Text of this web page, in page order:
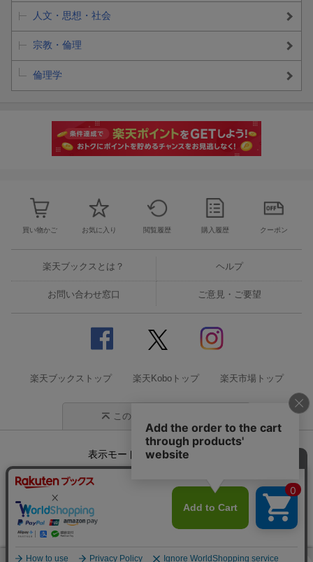
人文・思想・社会
宗教・倫理
倫理学
買い物かご お気に入り 閲覧履歴 購入履歴 クーポン
楽天ブックスとは？ ヘルプ
お問い合わせ窓口 ご意見・ご要望
楽天ブックストップ 楽天Koboトップ 楽天市場トップ
このページの先頭に戻る
表示モード モバイル
企業情報 個人情報保護方針